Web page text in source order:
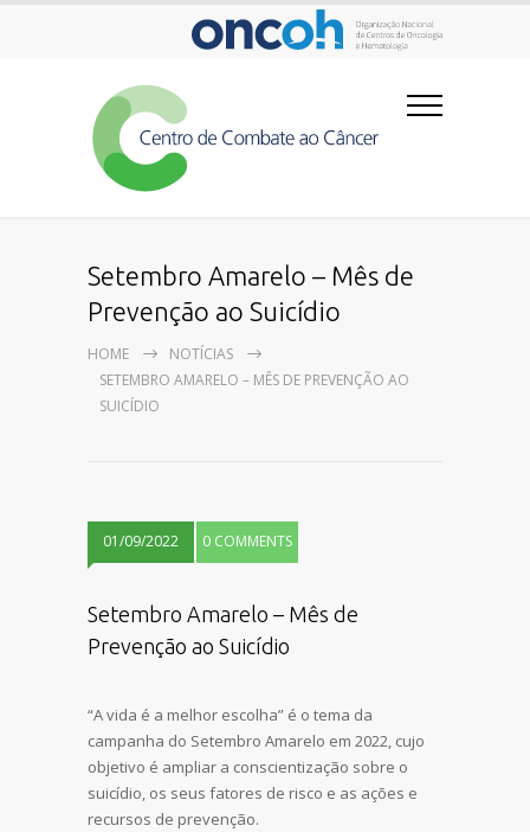
Setembro Amarelo – Mês de
Prevenção ao Suicídio
HOME
NOTÍCIAS
SETEMBRO AMARELO – MÊS DE PREVENÇÃO AO
SUICÍDIO
01/09/2022 0 COMMENTS
Setembro Amarelo – Mês de
Prevenção ao Suicídio
“A vida é a melhor escolha” é o tema da
campanha do Setembro Amarelo em 2022, cujo
objetivo é ampliar a conscientização sobre o
suicídio, os seus fatores de risco e as ações e
recursos de prevenção.